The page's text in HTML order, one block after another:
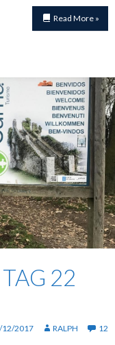
Read More »
22
12/2017 RALPH
12